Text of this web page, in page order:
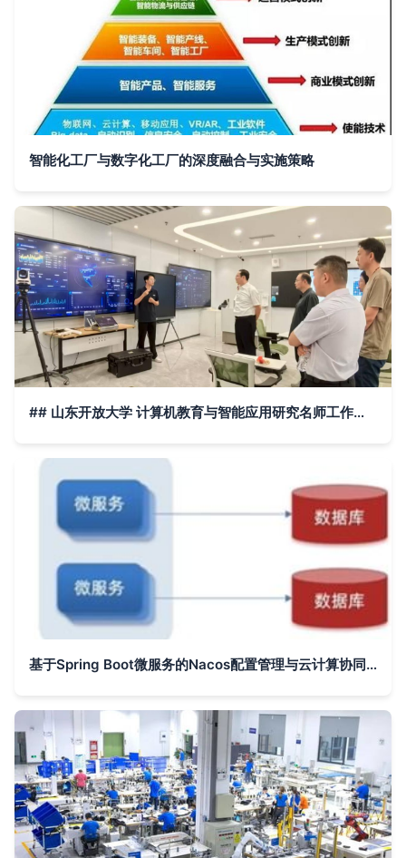
智能化工厂与数字化工厂的深度融合与实施策略
## 山东开放大学 计算机教育与智能应用研究名师工作室开展云计算装备技术服务实践调研专题活动
基于Spring Boot微服务的Nacos配置管理与云计算协同应用